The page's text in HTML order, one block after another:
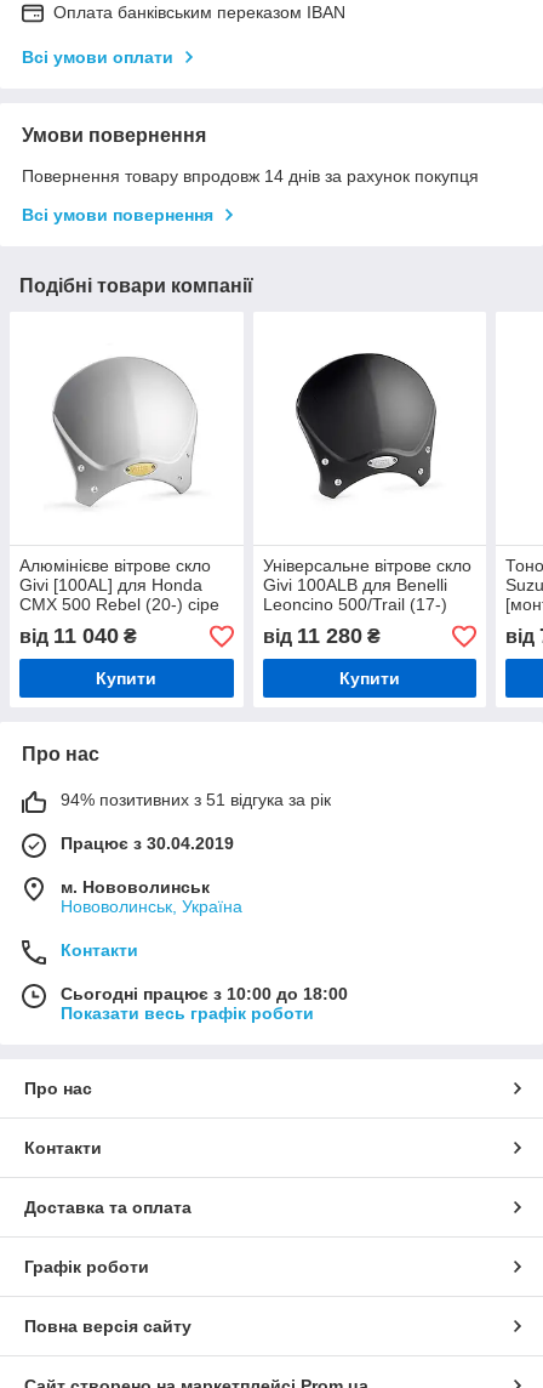
Оплата банківським переказом IBAN
Всі умови оплати
Умови повернення
Повернення товару впродовж 14 днів за рахунок покупця
Всі умови повернення
Подібні товари компанії
Алюмінієве вітрове скло
Givi [100AL] для Honda
CMX 500 Rebel (20-) сіре
[монтаж у комплекті].
від 11 040 ₴
Купити
Універсальне вітрове скло
Givi 100ALB для Benelli
Leoncino 500/Trail (17-)
[фітинг у комплекті] чорне
від 11 280₴
Купити
від
Про нас
94% позитивних з 51 відгука за рік
Працює з 30.04.2019
м. Нововолинськ
Нововолинськ, Україна
Контакти
Сьогодні працює з 10:00 до 18:00
Показати весь графік роботи
Про нас
Контакти
Доставка та оплата
Графік роботи
Повна версія сайту